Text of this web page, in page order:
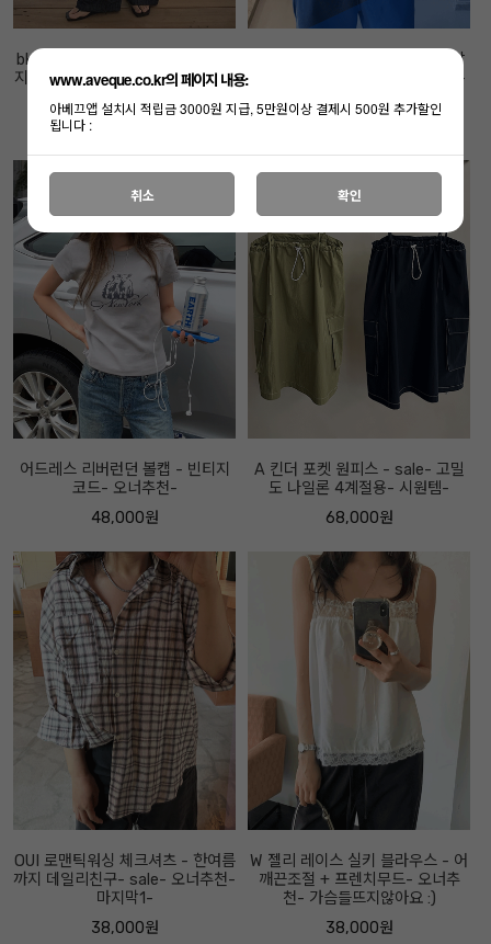
bk 린넨 블루워싱 데님 - 한여름까
지 가볍게- 탄탄밴딩-오너추천- 핏
65,000원
ROW 라이트 후드 집업 - 심플 찰
랑이는 후드 드물어요- 오너추천-
어드레스 리버런던 볼캡 - 빈티지
코드- 오너추천-
48,000원
A 킨더 포켓 원피스 - sale- 고밀
도 나일론 4계절용- 시원템-
68,000원
OUI 로맨틱워싱 체크셔츠 - 한여름
까지 데일리친구- sale- 오너추천-
마지막1-
38,000원
W 젤리 레이스 실키 블라우스 - 어
깨끈조절 + 프렌치무드- 오너추
천- 가슴들뜨지않아요 :)
38,000원
www.aveque.co.kr의 페이지 내용:
아베끄앱 설치시 적립금 3000원 지급, 5만원이상 결제시 500원 추가할인
됩니다 :
취소 확인